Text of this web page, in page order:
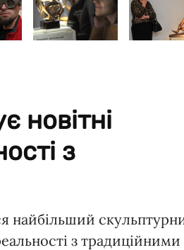
новітні
з
найбільший
з традиційними